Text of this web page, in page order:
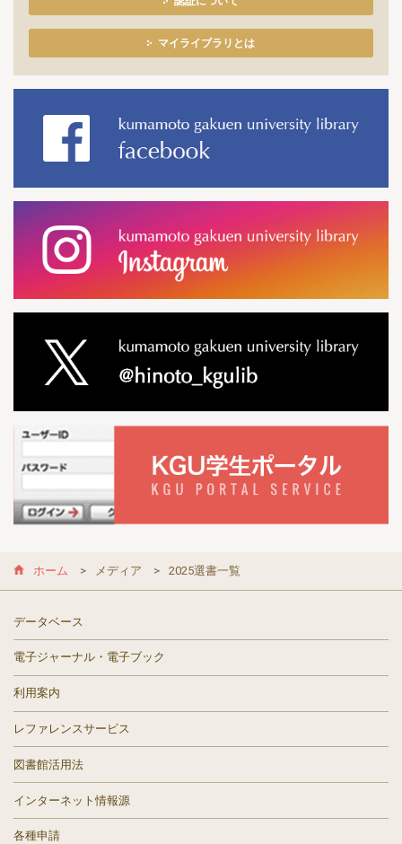
マイライブラリとは
ホーム メディア 2025選書一覧
データベース
電子ジャーナル・電子ブック
利用案内
レファレンスサービス
図書館活用法
インターネット情報源
各種申請